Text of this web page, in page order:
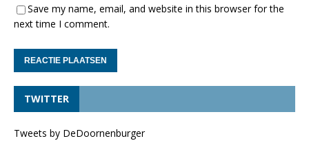
Save my name, email, and website in this browser for the
next time I comment.
TWITTER
Tweets by DeDoornenburger